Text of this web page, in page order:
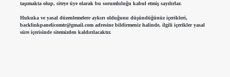
taşımakta olup, siteye üye olarak bu sorumluluğu kabul etmiş sayılırlar.
Hukuka ve yasal düzenlemelere aykırı olduğunu düşündüğünüz içerikleri,
backlinkpanelicomtr@gmail.comadresine bildirmeniz halinde, ilgili içerikler yasal
süre içerisinde sitemizden kaldırılacaktır.